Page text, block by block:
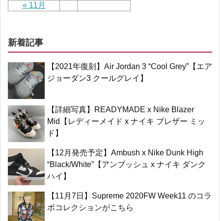
« 11月
新着記事
【2021年復刻】Air Jordan 3 “Cool Grey”【エア
ジョーダン3 クールグレイ】
【詳細写真】READYMADE x Nike Blazer
Mid【レディーメイド x ナイキ ブレザー ミッ
ド】
【12月発売予定】Ambush x Nike Dunk High
“Black/White”【アンブッシュ x ナイキ ダンク
ハイ】
【11月7日】Supreme 2020FW Week11 のコラ
ボコレクションがこちら